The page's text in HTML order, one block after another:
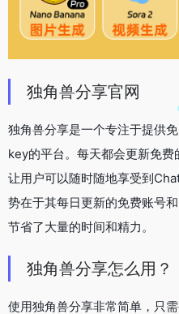
独角兽分享官网
独角兽分享是一个专注于提供
key的平台。每天都会更新免
让用户可以随时随地享受到
势在于其每日更新的免费账号
节省了大量的时间和精力。
独角兽分享怎么用？
使用独角兽分享非常简单，只